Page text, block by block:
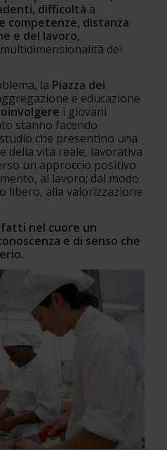
difficoltà a
competenze, distanza
e del lavoro,
dei
la Piazza dei
e educazione
stanno facendo
che presentino una
della vita reale, lavorativa
un approccio positivo
al lavoro; dal modo
libero, alla valorizzazione
nel cuore un
e di senso che